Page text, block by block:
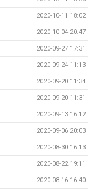
2020-10-11 18:02
2020-10-04 20:47
2020-09-27 17:31
2020-09-24 11:13
2020-09-20 11:34
2020-09-20 11:31
2020-09-13 16:12
2020-09-06 20:03
2020-08-30 16:13
2020-08-22 19:11
2020-08-16 16:40